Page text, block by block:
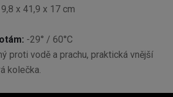
x 41,9 x 17 cm
-29° / 60°C
proti vodě a prachu, praktická vnější
kolečka.